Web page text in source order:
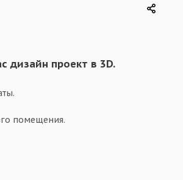
проект в 3D.
помещения.